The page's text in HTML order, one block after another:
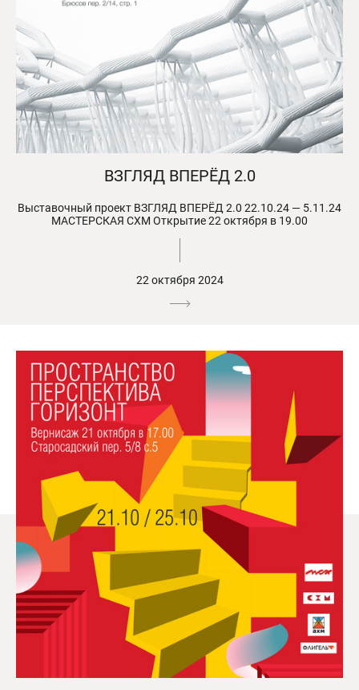
ВЗГЛЯД ВПЕРЁД 2.0
Выставочный проект ВЗГЛЯД ВПЕРЁД 2.0 22.10.24 — 5.11.24
МАСТЕРСКАЯ СХМ Открытие 22 октября в 19.00
22 октября 2024